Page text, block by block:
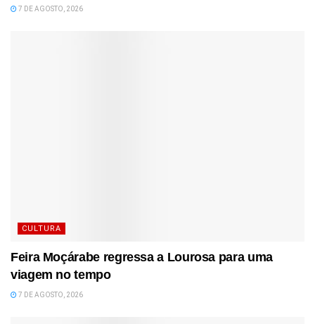
7 DE AGOSTO, 2026
CULTURA
Feira Moçárabe regressa a Lourosa para uma
viagem no tempo
7 DE AGOSTO, 2026